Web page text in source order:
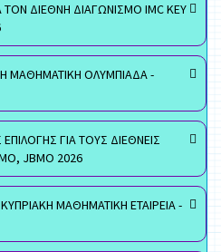
ΔΙΕΘΝΗ ΔΙΑΓΩΝΙΣΜΟ IMC KEY
ΜΑΘΗΜΑΤΙΚΗ ΟΛΥΜΠΙΑΔΑ -
ΓΙΑ ΤΟΥΣ ΔΙΕΘΝΕΙΣ
JBMO 2026
ΜΑΘΗΜΑΤΙΚΗ ΕΤΑΙΡΕΙΑ -